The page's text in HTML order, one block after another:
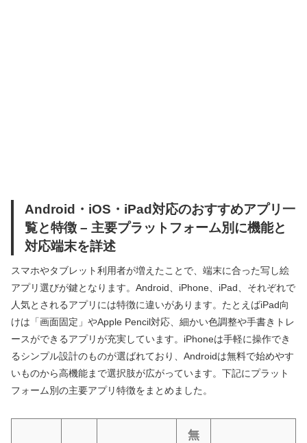
Android・iOS・iPad対応のおすすめアプリ一
覧と特徴 – 主要プラットフォーム別に機能と
対応端末を詳述
スマホやタブレット利用者が増えたことで、端末に合った写し絵
アプリ選びが鍵となります。Android、iPhone、iPad、それぞれで
人気とされるアプリには特徴に違いがあります。たとえばiPad向
けは「画面固定」やApple Pencil対応、細かい色調整や手書きトレ
ースができるアプリが充実しています。iPhoneは手軽に操作でき
るシンプル設計のものが選ばれており、Androidは無料で始めやす
いものから高機能まで選択肢が広がっています。下記にプラット
フォーム別の主要アプリ特徴をまとめました。
無